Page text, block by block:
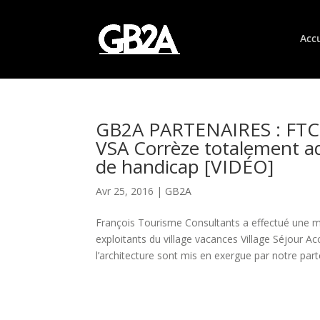
GB2A PARTENAIRES :
VSA Corrèze totalement
de handicap [VIDÉO]
Avr 25, 2016 | GB2A
François Tourisme Consultants a effectué une
exploitants du village vacances Village Séjour
l’architecture sont mis en exergue par notre